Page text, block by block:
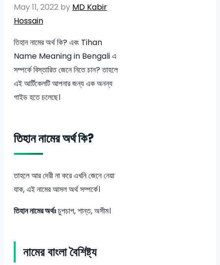
May 11, 2022 by MD Kabir
Hossain
তিহান নামের অর্থ কি? এবং Tihan
Name Meaning in Bengali এ
সম্পর্কে বিস্তারিত জেনে নিতে চান? তাহলে
এই আর্টিকেলটি আপনার জন্য এক অনন্য
গাইড হতে চলেছে।
তিহান নামের অর্থ কি?
তাহলে আর দেরী না করে এখনি জেনে নেয়া
যাক, এই নামের আসল অর্থ সম্পর্কে।
তিহান নামের অর্থঃচুপচাপ, শান্ত, অসীম।
নামের বাংলা বৈশিষ্ট্য